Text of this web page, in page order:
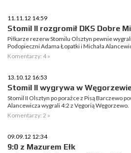
11.11.12 14:59
Stomil II rozgromił DKS Dobre
Piłkarze rezerw Stomilu Olsztyn pewnie
Podopieczni Adama Łopatki i Michała
Komentarzy: 4 »
13.10.12 16:53
Stomil II wygrywa w
Stomil II Olsztyn po porażce z Pisą Barczewo
Alancewicza wygrali 4:2 z Vęgorią Węgorzewo.
Komentarzy: 2 »
09.09.12 12:34
9:0 z Mazurem Ełk